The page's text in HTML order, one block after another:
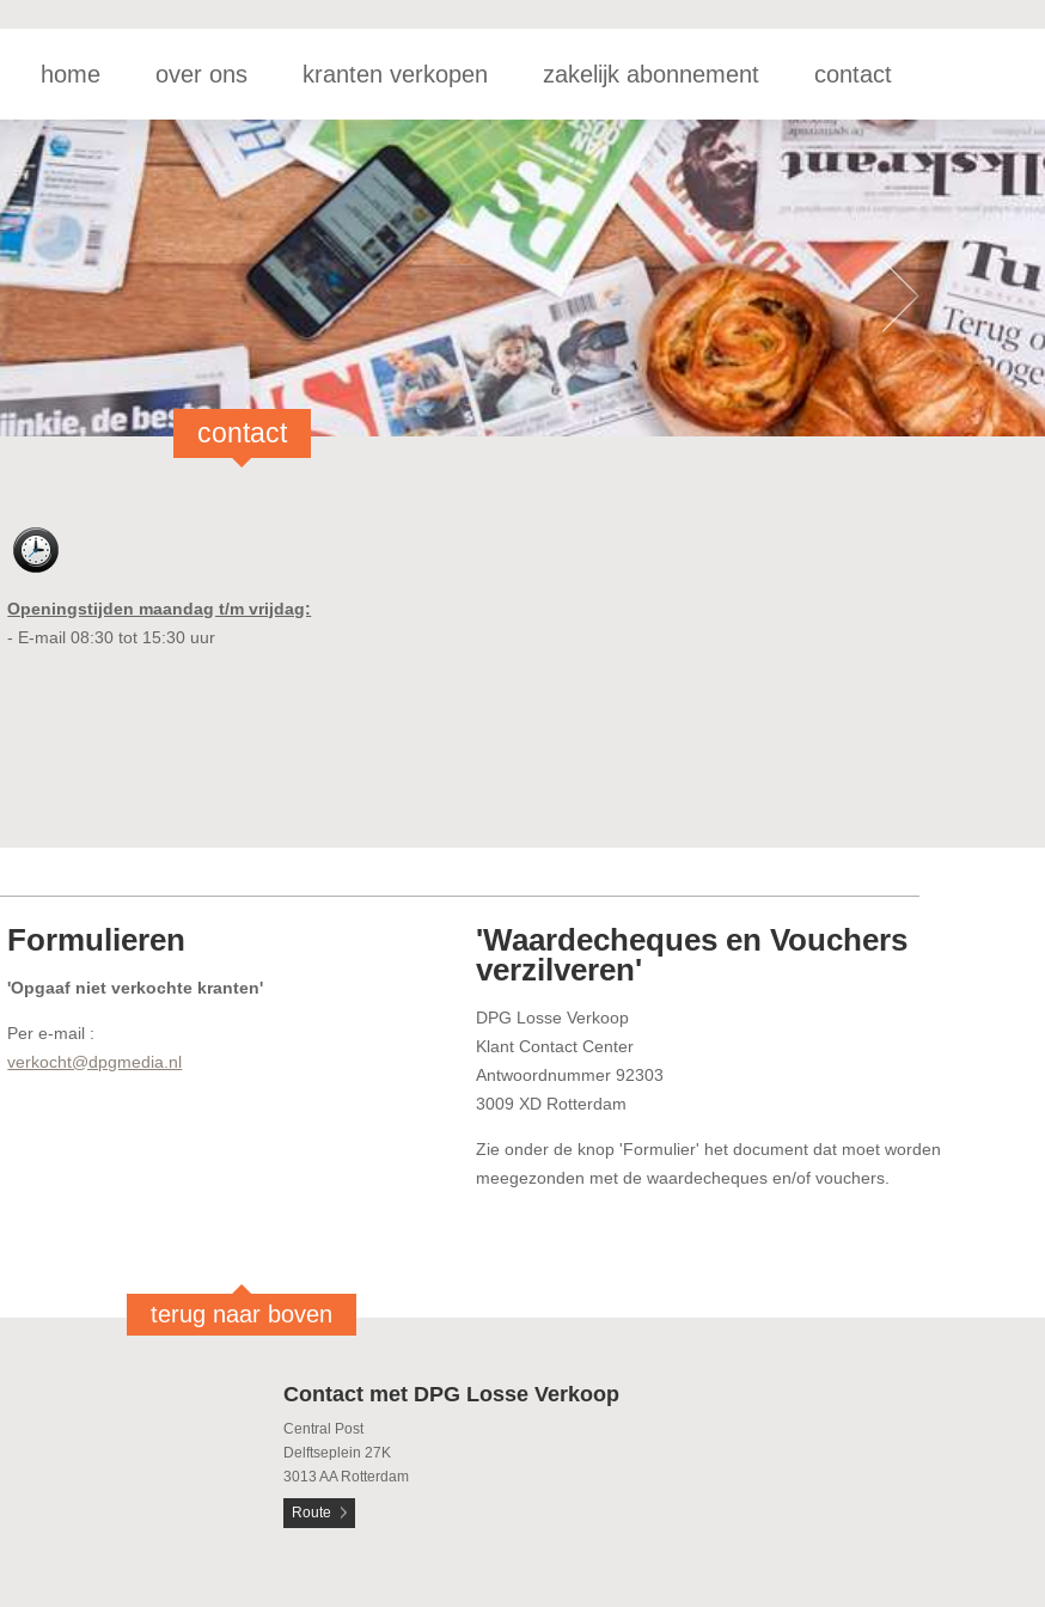
home over ons kranten verkopen zakelijk abonnement contact
contact
Openingstijden maandag t/m vrijdag:
- E-mail 08:30 tot 15:30 uur
Formulieren
'Opgaaf niet verkochte kranten'
Per e-mail :
verkocht@dpgmedia.nl
'Waardecheques en Vouchers
verzilveren'
DPG Losse Verkoop
Klant Contact Center
Antwoordnummer 92303
3009 XD Rotterdam
Zie onder de knop 'Formulier' het document dat moet worden
meegezonden met de waardecheques en/of vouchers.
terug naar boven
Contact met DPG Losse Verkoop
Central Post
Delftseplein 27K
3013 AA Rotterdam
Route